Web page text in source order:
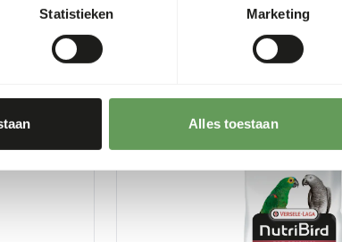
Statistieken Marketing
Alles toestaan
VERWACHTE LEVERTIJD MIN. 5 WERKDAGEN